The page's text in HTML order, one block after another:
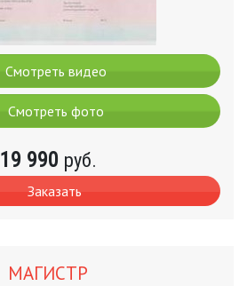
Смотреть видео
Смотреть фото
19 990 руб.
Заказать
МАГИСТР